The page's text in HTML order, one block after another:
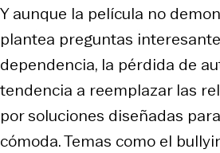
Y aunque la película no
plantea preguntas
dependencia, la pérdida de
tendencia a reemplazar las
por soluciones diseñadas
cómoda. Temas como el